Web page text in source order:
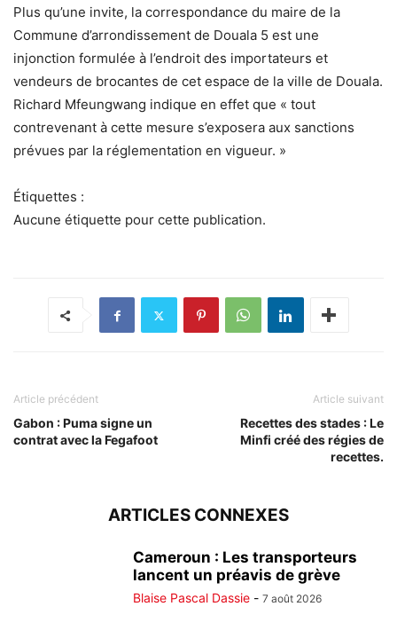
Plus qu’une invite, la correspondance du maire de la
Commune d’arrondissement de Douala 5 est une
injonction formulée à l’endroit des importateurs et
vendeurs de brocantes de cet espace de la ville de Douala.
Richard Mfeungwang indique en effet que « tout
contrevenant à cette mesure s’exposera aux sanctions
prévues par la réglementation en vigueur. »
Étiquettes :
Aucune étiquette pour cette publication.
Article précédent
Gabon : Puma signe un
contrat avec la Fegafoot
Article suivant
Recettes des stades : Le
Minfi créé des régies de
recettes.
ARTICLES CONNEXES
Cameroun : Les transporteurs
lancent un préavis de grève
Blaise Pascal Dassie - 7 août 2026